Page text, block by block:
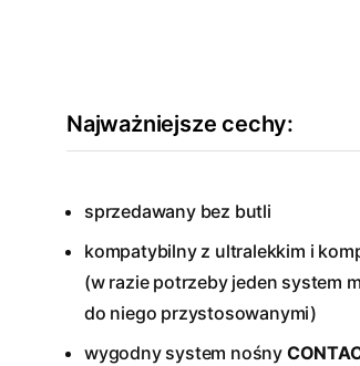
Najważniejsze cechy:
sprzedawany bez butli
kompatybilny z ultralekkim i
(w razie potrzeby jeden system
do niego przystosowanymi)
wygodny system nośny